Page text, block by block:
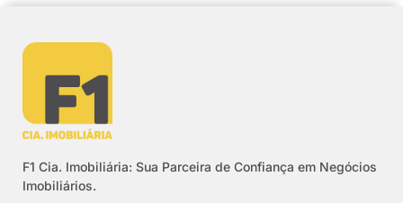
F1 Cia. Imobiliária: Sua Parceira de Confiança em Negócios
Imobiliários.